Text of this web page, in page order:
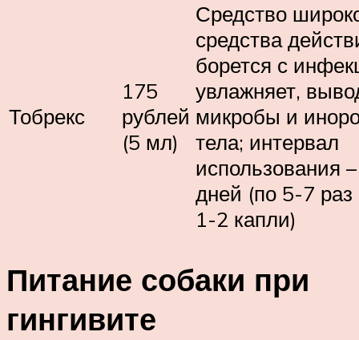
Тобрекс
175
рублей
(5 мл)
Средство
средства
борется с
увлажняет,
микробы и
тела; интервал
использования
дней (по 5-7 раз
1-2 капли)
Питание собаки при
гингивите